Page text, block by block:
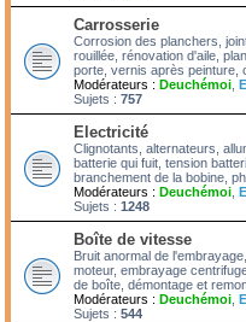
Carrosserie
Corrosion des planchers,
rouillée, rénovation d'aile,
porte, vernis après peinture,
Modérateurs : Deuchémoi
Sujets : 757
Electricité
Clignotants, alternateurs,
batterie qui fuit, tension
branchement de la bobine,
Modérateurs : Deuchémoi
Sujets : 1248
Boîte de vitesse
Bruit anormal de
moteur, embrayage
de boîte, démontage et
Modérateurs : Deuchémoi
Sujets : 544